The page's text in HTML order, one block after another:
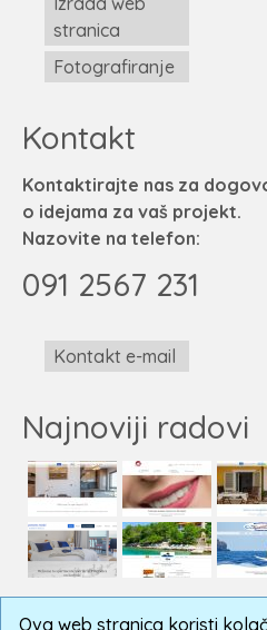
Ova web stranica koristi
stranica
Fotografiranje
Kontakt
Kontaktirajte nas za
o idejama za vaš projekt.
Nazovite na telefon:
091 2567 231
Kontakt e-mail
Najnoviji radovi